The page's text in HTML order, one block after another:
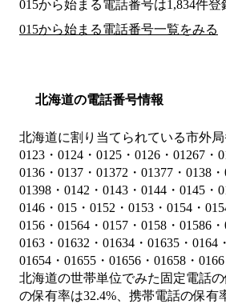
015から始まる電話番号は1,834件登
015から始まる電話番号一覧をみる
北海道の電話番号情報
北海道に割り当てられている市外局
0123・0124・0125・0126・01267・
0136・0137・01372・01377・0138・
01398・0142・0143・0144・0145・
0146・015・0152・0153・0154・
0156・01564・0157・0158・01586・
0163・01632・01634・01635・0164
01654・01655・01656・01658・
北海道の世帯単位でみた固定電話
の保有率は32.4%、携帯電話の保有